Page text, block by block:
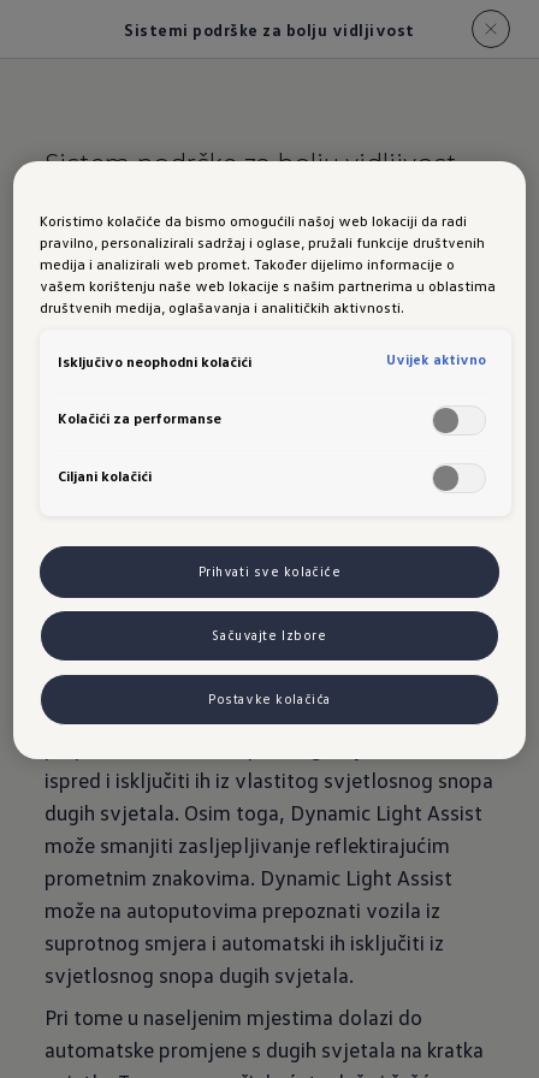
Sistemi podrške za bolju vidljivost
Sistem podrške za bolju vidljivost
Pregled sistema podrške
za bolju vidljivost za
novi T-Roc
raspoloživi su za varijante novog modela T-Roc:
Dinamična pdrška za duga svjetla „Dynamic
Dynamic Light Assist
Opcijski dostupna podrška Dynamic Light Assist
može spriječiti zasljepljivanje drugih učesnika u
prometu vašim dugim svjetlima. Sistem može
ispred i isključiti ih iz vlastitog svjetlosnog snopa
dugih svjetala. Osim toga, Dynamic Light Assist
može smanjiti zasljepljivanje reflektirajućim
prometnim znakovima. Dynamic Light Assist
može na autoputovima prepoznati vozila iz
suprotnog smjera i automatski ih isključiti iz
svjetlosnog snopa dugih svjetala.
Pri tome u naseljenim mjestima dolazi do
automatske promjene s dugih svjetala na kratka
Koristimo kolačiće da bismo omogućili našoj web lokaciji da radi
pravilno, personalizirali sadržaj i oglase, pružali funkcije društvenih
medija i analizirali web promet. Također dijelimo informacije o
vašem korištenju naše web lokacije s našim partnerima u oblastima
društvenih medija, oglašavanja i analitičkih aktivnosti.
Isključivo neophodni kolačići Uvijek aktivno
Kolačići za performanse
Ciljani kolačići
Prihvati sve kolačiće
Sačuvajte Izbore
Postavke kolačića